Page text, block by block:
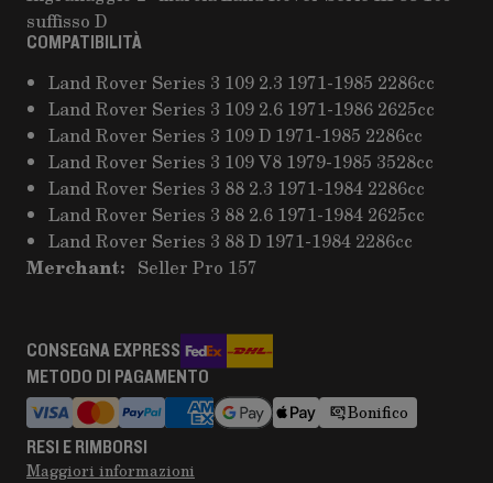
suffisso D
COMPATIBILITÀ
Land Rover Series 3 109 2.3 1971-1985 2286cc
Land Rover Series 3 109 2.6 1971-1986 2625cc
Land Rover Series 3 109 D 1971-1985 2286cc
Land Rover Series 3 109 V8 1979-1985 3528cc
Land Rover Series 3 88 2.3 1971-1984 2286cc
Land Rover Series 3 88 2.6 1971-1984 2625cc
Land Rover Series 3 88 D 1971-1984 2286cc
Merchant: Seller Pro 157
CONSEGNA EXPRESS
METODO DI PAGAMENTO
Bonifico
RESI E RIMBORSI
Maggiori informazioni